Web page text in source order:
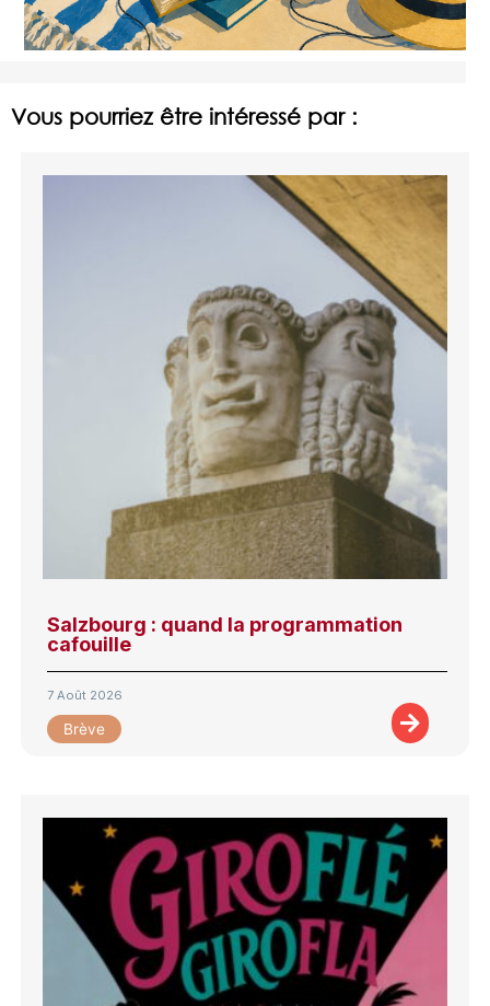
Vous pourriez être intéressé par :
Salzbourg : quand la programmation
cafouille
7 Août 2026
Brève